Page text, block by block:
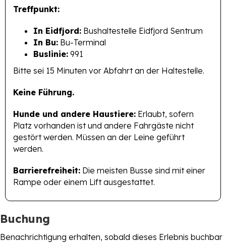
Treffpunkt:
In Eidfjord: Bushaltestelle Eidfjord Sentrum
In Bu: Bu-Terminal
Buslinie: 991
Bitte sei 15 Minuten vor Abfahrt an der Haltestelle.
Keine Führung.
Hunde und andere Haustiere: Erlaubt, sofern
Platz vorhanden ist und andere Fahrgäste nicht
gestört werden. Müssen an der Leine geführt
werden.
Barrierefreiheit: Die meisten Busse sind mit einer
Rampe oder einem Lift ausgestattet.
Buchung
Benachrichtigung erhalten, sobald dieses Erlebnis buchbar